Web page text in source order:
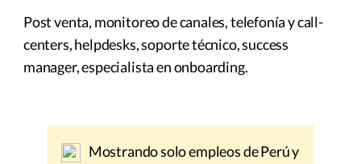
Post venta, monitoreo de canales, telefonía y call-
centers, helpdesks, soporte técnico, success
manager, especialista en onboarding.
Mostrando solo empleos de Perú y